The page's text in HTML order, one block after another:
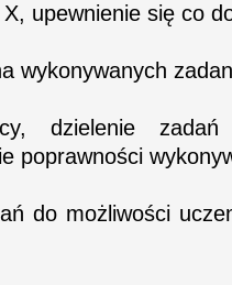
upewnienie się co
wykonywanych
dzielenie
poprawności
do możliwości